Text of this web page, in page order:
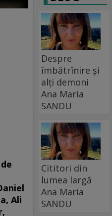
Ali
Despre
îmbătrînire și
alți demoni
Ana Maria
SANDU
Cititori din
lumea largă
Ana Maria
SANDU